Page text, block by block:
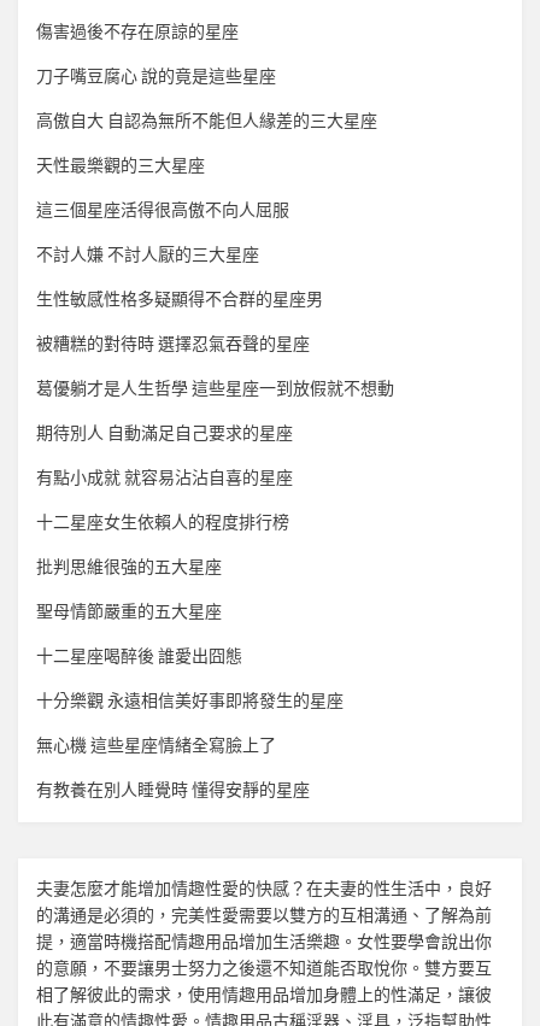
傷害過後不存在原諒的星座
刀子嘴豆腐心 說的竟是這些星座
高傲自大 自認為無所不能但人緣差的三大星座
天性最樂觀的三大星座
這三個星座活得很高傲不向人屈服
不討人嫌 不討人厭的三大星座
生性敏感性格多疑顯得不合群的星座男
被糟糕的對待時 選擇忍氣吞聲的星座
葛優躺才是人生哲學 這些星座一到放假就不想動
期待別人 自動滿足自己要求的星座
有點小成就 就容易沾沾自喜的星座
十二星座女生依賴人的程度排行榜
批判思維很強的五大星座
聖母情節嚴重的五大星座
十二星座喝醉後 誰愛出囧態
十分樂觀 永遠相信美好事即將發生的星座
無心機 這些星座情緒全寫臉上了
有教養在別人睡覺時 懂得安靜的星座
夫妻怎麼才能增加情趣性愛的快感？在夫妻的性生活中，良好
的溝通是必須的，完美性愛需要以雙方的互相溝通、了解為前
提，適當時機搭配情趣用品增加生活樂趣。女性要學會說出你
的意願，不要讓男士努力之後還不知道能否取悅你。雙方要互
相了解彼此的需求，使用情趣用品增加身體上的性滿足，讓彼